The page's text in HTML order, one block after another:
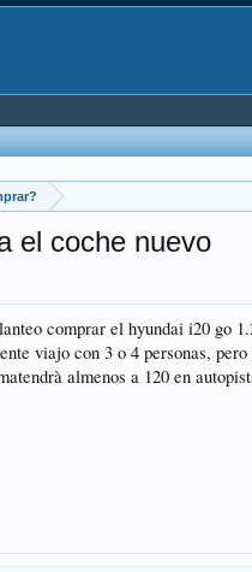
el coche nuevo
comprar el hyundai i20 go
viajo con 3 o 4 personas,
almenos a 120 en